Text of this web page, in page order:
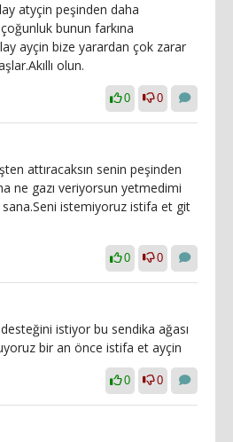
atyçin peşinden daha
bunun farkına
ayçin bize yarardan çok zarar
olun.
0 0
attıracaksın senin peşinden
ne gazı veriyorsun yetmedimi
istemiyoruz istifa et git
0 0
istiyor bu sendika ağası
bir an önce istifa et ayçin
0 0